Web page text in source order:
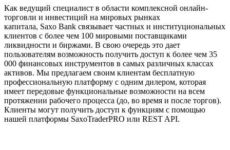
Как ведущий специалист в области комплексной онлайн-
торговли и инвестиций на мировых рынках
капитала, Saxo Bank связывает частных и институциональных
клиентов с более чем 100 мировыми поставщиками
ликвидности и биржами. В свою очередь это дает
пользователям возможность получить доступ к более чем 35
000 финансовых инструментов в самых различных классах
активов. Мы предлагаем своим клиентам бесплатную
профессиональную платформу с одним дилером, которая
имеет передовые функциональные возможности на всем
протяжении рабочего процесса (до, во время и после торгов).
Клиенты могут получить доступ к функциям с помощью
нашей платформы SaxoTraderPRO или REST API.